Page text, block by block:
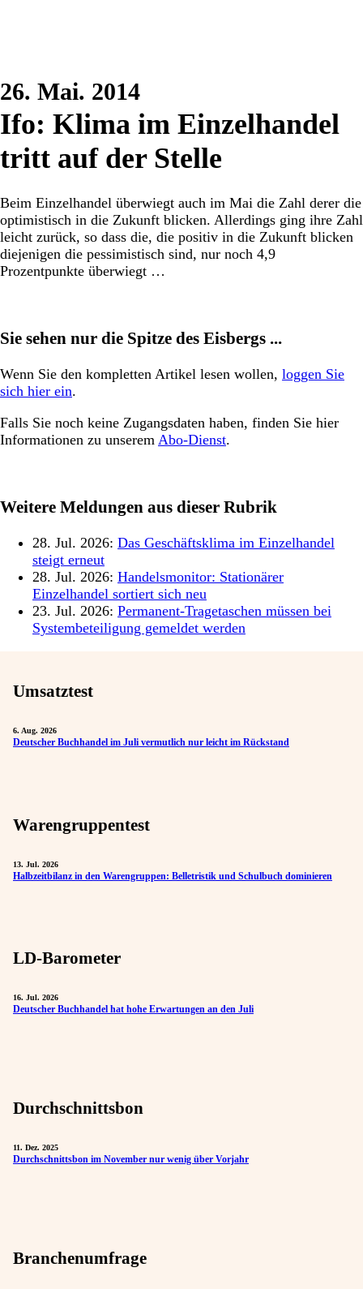
26. Mai. 2014
Ifo: Klima im Einzelhandel
tritt auf der Stelle
Beim Einzelhandel überwiegt auch im Mai die Zahl derer die
optimistisch in die Zukunft blicken. Allerdings ging ihre Zahl
leicht zurück, so dass die, die positiv in die Zukunft blicken
diejenigen die pessimistisch sind, nur noch 4,9
Prozentpunkte überwiegt …
Sie sehen nur die Spitze des Eisbergs ...
Wenn Sie den kompletten Artikel lesen wollen, loggen Sie
sich hier ein.
Falls Sie noch keine Zugangsdaten haben, finden Sie hier
Informationen zu unserem Abo-Dienst.
Weitere Meldungen aus dieser Rubrik
28. Jul. 2026: Das Geschäftsklima im Einzelhandel
steigt erneut
28. Jul. 2026: Handelsmonitor: Stationärer
Einzelhandel sortiert sich neu
23. Jul. 2026: Permanent-Tragetaschen müssen bei
Systembeteiligung gemeldet werden
Umsatztest
6. Aug. 2026
Deutscher Buchhandel im Juli vermutlich nur leicht im Rückstand
Warengruppentest
13. Jul. 2026
Halbzeitbilanz in den Warengruppen: Belletristik und Schulbuch dominieren
LD-Barometer
16. Jul. 2026
Deutscher Buchhandel hat hohe Erwartungen an den Juli
Durchschnittsbon
11. Dez. 2025
Durchschnittsbon im November nur wenig über Vorjahr
Branchenumfrage